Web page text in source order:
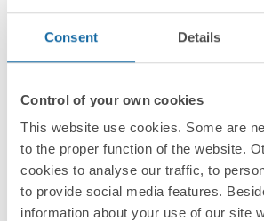
Consent Details
Control of your own cookies
This website use cookies. Some are
to the proper function of the website.
cookies to analyse our traffic, to
to provide social media features.
information about your use of our site